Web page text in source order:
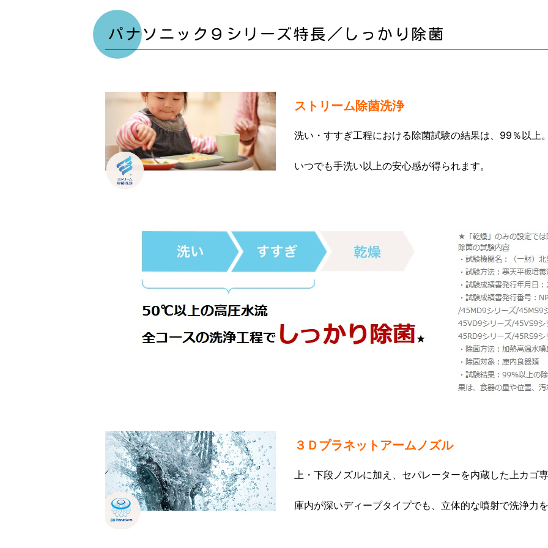
パナソニック９シリーズ特長／しっかり除菌
ストリーム除菌洗浄
洗い・すすぎ工程における除菌試験の結果は、99％以上
いつでも手洗い以上の安心感が得られます。
３Ｄプラネットアームノズル
上・下段ノズルに加え、セパレーターを内蔵した上カゴ
庫内が深いディープタイプでも、立体的な噴射で洗浄力